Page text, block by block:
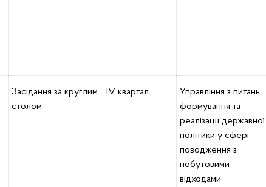
Засідання за круглим
столом
ІV квартал
Управління з питань
формування та
реалізації державної
політики у сфері
поводження з
побутовими
відходами